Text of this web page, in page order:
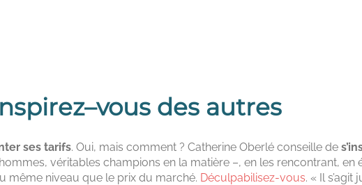
des autres
ses tarifs. Oui, mais comment ? Catherine Oberlé conseille de
véritables champions en la matière –, en les rencontrant, en
même niveau que le prix du marché. Déculpabilisez-vous. « Il